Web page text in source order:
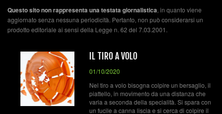
Questo sito non rappresenta una testata giornalistica, in quanto viene
aggiornato senza nessuna periodicità. Pertanto, non può considerarsi un
prodotto editoriale ai sensi della Legge n. 62 del 7.03.2001.
IL TIRO A VOLO
01/10/2020
Nel tiro a volo bisogna colpire un bersaglio, il
piattello, in movimento da una distanza che
varia a seconda della specialità. Si spara con
un fucile a canna liscia e si cerca di colpire il